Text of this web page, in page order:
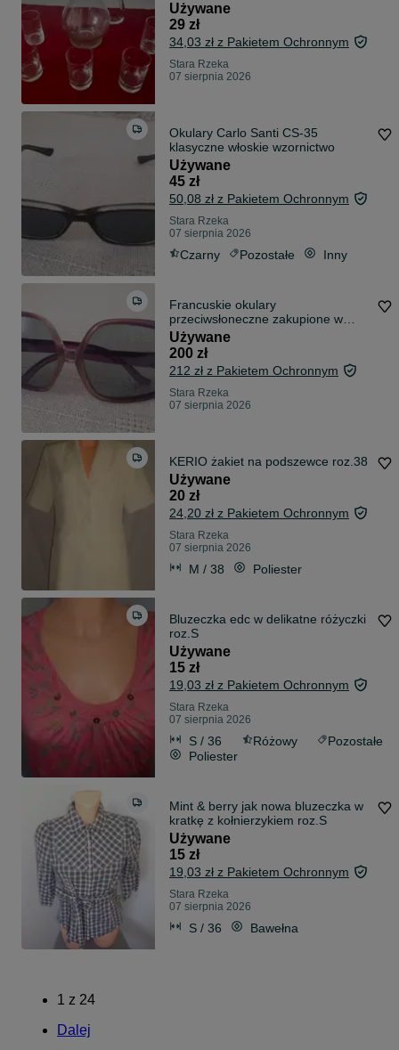
Używane
29 zł
34,03 zł z Pakietem Ochronnym
Stara Rzeka
07 sierpnia 2026
Okulary Carlo Santi CS-35
klasyczne włoskie wzornictwo
Używane
45 zł
50,08 zł z Pakietem Ochronnym
Stara Rzeka
07 sierpnia 2026
Czarny Pozostałe Inny
Francuskie okulary
przeciwsłoneczne zakupione w
Pewex lata 70-80 XXw
Używane
200 zł
212 zł z Pakietem Ochronnym
Stara Rzeka
07 sierpnia 2026
KERIO żakiet na podszewce roz.38
Używane
20 zł
24,20 zł z Pakietem Ochronnym
Stara Rzeka
07 sierpnia 2026
M / 38 Poliester
Bluzeczka edc w delikatne różyczki
roz.S
Używane
15 zł
19,03 zł z Pakietem Ochronnym
Stara Rzeka
07 sierpnia 2026
S / 36 Różowy
Pozostałe
Poliester
Mint & berry jak nowa bluzeczka w
kratkę z kołnierzykiem roz.S
Używane
15 zł
19,03 zł z Pakietem Ochronnym
Stara Rzeka
07 sierpnia 2026
S / 36 Bawełna
1 z 24
Dalej